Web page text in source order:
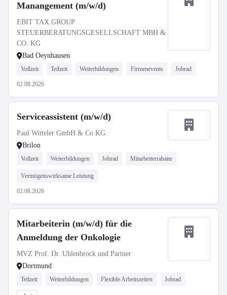
Manangement (m/w/d)
EBIT TAX GROUP
STEUERBERATUNGSGESELLSCHAFT MBH &
CO. KG
Bad Oeynhausen
Vollzeit Teilzeit Weiterbildungen Firmenevents Jobrad
02.08.2026
Serviceassistent (m/w/d)
Paul Witteler GmbH & Co KG.
Brilon
Vollzeit Weiterbildungen Jobrad Mitarbeiterrabatte
Vermögenswirksame Leistung
02.08.2026
Mitarbeiterin (m/w/d) für die
Anmeldung der Onkologie
MVZ Prof. Dr. Uhlenbrock und Partner
Dortmund
Teilzeit Weiterbildungen Flexible Arbeitszeiten Jobrad